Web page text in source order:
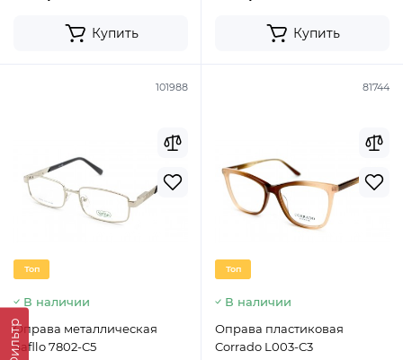
Фильтр
Купить Купить
101988
Топ
В наличии
Оправа металлическая
Safllo 7802-C5
81744
Топ
В наличии
Оправа пластиковая
Corrado L003-C3